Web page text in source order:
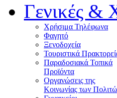
Γενικές &
Χρήσιμα Τηλέφωνα
Φαγητό
Ξενοδοχεία
Τουριστικά
Παραδοσιακά Τοπικά
Προϊόντα
Οργανώσεις της
Κοινωνίας των